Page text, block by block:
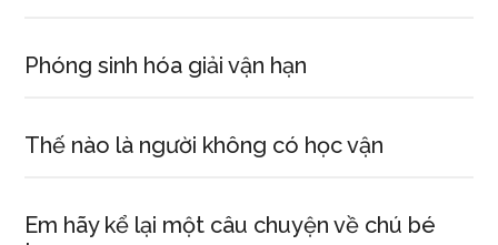
Phóng sinh hóa giải vận hạn
Thế nào là người không có học vận
Em hãy kể lại một câu chuyện về chú bé